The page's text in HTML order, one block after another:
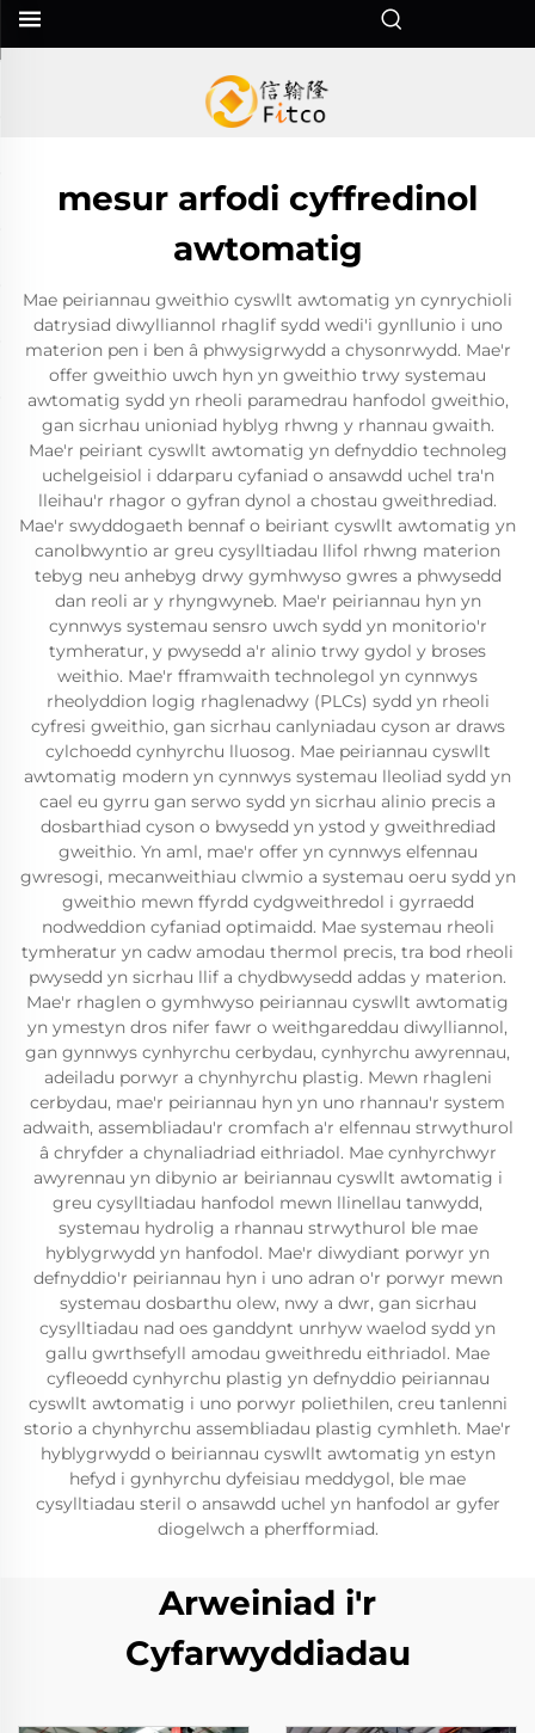
mesur arfodi cyffredinol
awtomatig
Mae peiriannau gweithio cyswllt awtomatig yn cynrychioli
datrysiad diwylliannol rhaglif sydd wedi'i gynllunio i uno
materion pen i ben â phwysigrwydd a chysonrwydd. Mae'r
offer gweithio uwch hyn yn gweithio trwy systemau
awtomatig sydd yn rheoli paramedrau hanfodol gweithio,
gan sicrhau unioniad hyblyg rhwng y rhannau gwaith.
Mae'r peiriant cyswllt awtomatig yn defnyddio technoleg
uchelgeisiol i ddarparu cyfaniad o ansawdd uchel tra'n
lleihau'r rhagor o gyfran dynol a chostau gweithrediad.
Mae'r swyddogaeth bennaf o beiriant cyswllt awtomatig yn
canolbwyntio ar greu cysylltiadau llifol rhwng materion
tebyg neu anhebyg drwy gymhwyso gwres a phwysedd
dan reoli ar y rhyngwyneb. Mae'r peiriannau hyn yn
cynnwys systemau sensro uwch sydd yn monitorio'r
tymheratur, y pwysedd a'r alinio trwy gydol y broses
weithio. Mae'r fframwaith technolegol yn cynnwys
rheolyddion logig rhaglenadwy (PLCs) sydd yn rheoli
cyfresi gweithio, gan sicrhau canlyniadau cyson ar draws
cylchoedd cynhyrchu lluosog. Mae peiriannau cyswllt
awtomatig modern yn cynnwys systemau lleoliad sydd yn
cael eu gyrru gan serwo sydd yn sicrhau alinio precis a
dosbarthiad cyson o bwysedd yn ystod y gweithrediad
gweithio. Yn aml, mae'r offer yn cynnwys elfennau
gwresogi, mecanweithiau clwmio a systemau oeru sydd yn
gweithio mewn ffyrdd cydgweithredol i gyrraedd
nodweddion cyfaniad optimaidd. Mae systemau rheoli
tymheratur yn cadw amodau thermol precis, tra bod rheoli
pwysedd yn sicrhau llif a chydbwysedd addas y materion.
Mae'r rhaglen o gymhwyso peiriannau cyswllt awtomatig
yn ymestyn dros nifer fawr o weithgareddau diwylliannol,
gan gynnwys cynhyrchu cerbydau, cynhyrchu awyrennau,
adeiladu porwyr a chynhyrchu plastig. Mewn rhagleni
cerbydau, mae'r peiriannau hyn yn uno rhannau'r system
adwaith, assembliadau'r cromfach a'r elfennau strwythurol
â chryfder a chynaliadriad eithriadol. Mae cynhyrchwyr
awyrennau yn dibynio ar beiriannau cyswllt awtomatig i
greu cysylltiadau hanfodol mewn llinellau tanwydd,
systemau hydrolig a rhannau strwythurol ble mae
hyblygrwydd yn hanfodol. Mae'r diwydiant porwyr yn
defnyddio'r peiriannau hyn i uno adran o'r porwyr mewn
systemau dosbarthu olew, nwy a dwr, gan sicrhau
cysylltiadau nad oes ganddynt unrhyw waelod sydd yn
gallu gwrthsefyll amodau gweithredu eithriadol. Mae
cyfleoedd cynhyrchu plastig yn defnyddio peiriannau
cyswllt awtomatig i uno porwyr poliethilen, creu tanlenni
storio a chynhyrchu assembliadau plastig cymhleth. Mae'r
hyblygrwydd o beiriannau cyswllt awtomatig yn estyn
hefyd i gynhyrchu dyfeisiau meddygol, ble mae
cysylltiadau steril o ansawdd uchel yn hanfodol ar gyfer
diogelwch a pherfformiad.
Arweiniad i'r
Cyfarwyddiadau